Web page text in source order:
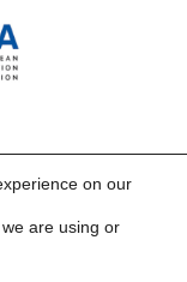
on our
are using or